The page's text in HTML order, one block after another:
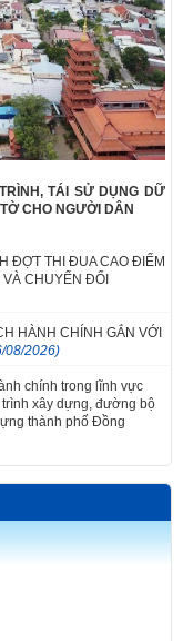
TÁI SỬ DỤNG DỮ
CHO NGƯỜI DÂN
ĐỢT THI ĐUA CAO ĐIỂM
CHUYỂN ĐỔI
HÀNH CHÍNH GẮN VỚI
08/2026)
chính trong lĩnh vực
xây dựng, đường bộ
thành phố Đồng